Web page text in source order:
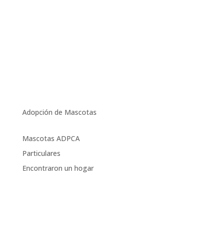
Adopción de Mascotas
Mascotas ADPCA
Particulares
Encontraron un hogar